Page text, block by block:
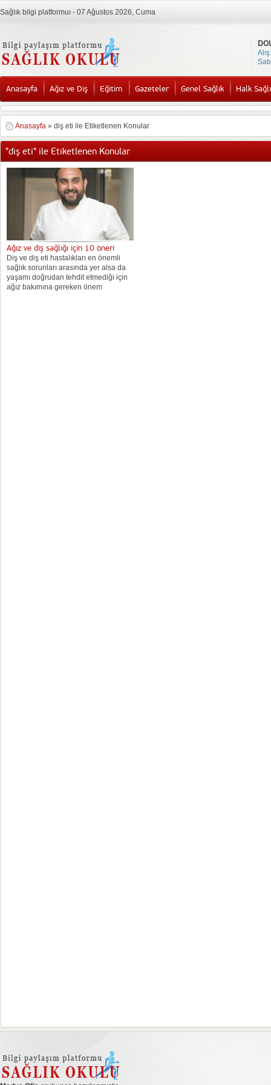
Sağlık bilgi platformuı - 07 Ağustos 2026, Cuma
Alış:
Anasayfa Ağız ve Diş Eğitim Gazeteler Genel Sağlık Halk
Anasayfa » diş eti ile Etiketlenen Konular
"diş eti" ile Etiketlenen Konular
Ağız ve diş sağlığı için 10 öneri
Diş ve diş eti hastalıkları en önemli
sağlık sorunları arasında yer alsa da
yaşamı doğrudan tehdit etmediği için
ağız bakımına gereken önem